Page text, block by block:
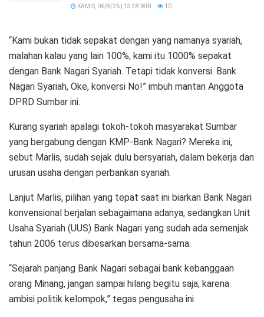
KAMIS, 06/8/26 | 13:38 WIB 10
“Kami bukan tidak sepakat dengan yang namanya syariah,
malahan kalau yang lain 100%, kami itu 1000% sepakat
dengan Bank Nagari Syariah. Tetapi tidak konversi. Bank
Nagari Syariah, Oke, konversi No!” imbuh mantan Anggota
DPRD Sumbar ini.
Kurang syariah apalagi tokoh-tokoh masyarakat Sumbar
yang bergabung dengan KMP-Bank Nagari? Mereka ini,
sebut Marlis, sudah sejak dulu bersyariah, dalam bekerja dan
urusan usaha dengan perbankan syariah.
Lanjut Marlis, pilihan yang tepat saat ini biarkan Bank Nagari
konvensional berjalan sebagaimana adanya, sedangkan Unit
Usaha Syariah (UUS) Bank Nagari yang sudah ada semenjak
tahun 2006 terus dibesarkan bersama-sama.
“Sejarah panjang Bank Nagari sebagai bank kebanggaan
orang Minang, jangan sampai hilang begitu saja, karena
ambisi politik kelompok,” tegas pengusaha ini.